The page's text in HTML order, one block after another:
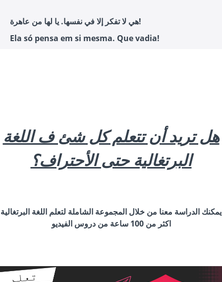
هي لا تفكر إلا في نفسها. يا لها من عاهرة!
Ela só pensa em si mesma. Que vadia!
هل تريد أن تتعلم كل شئ ف اللغة
البرتغالية حتى الأحتراف؟
يمكنك الدراسة معنا من خلال المجموعة الشاملة لتعلم اللغة البرتغالية
اكثر من 100 ساعة من دروس الفيديو